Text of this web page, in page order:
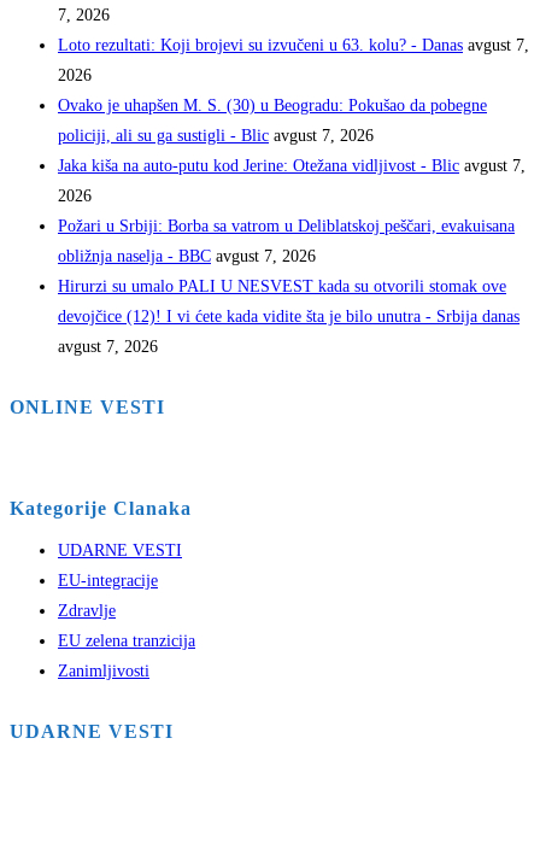
7, 2026
Loto rezultati: Koji brojevi su izvučeni u 63. kolu? - Danas avgust 7,
2026
Ovako je uhapšen M. S. (30) u Beogradu: Pokušao da pobegne
policiji, ali su ga sustigli - Blic avgust 7, 2026
Jaka kiša na auto-putu kod Jerine: Otežana vidljivost - Blic avgust 7,
2026
Požari u Srbiji: Borba sa vatrom u Deliblatskoj peščari, evakuisana
obližnja naselja - BBC avgust 7, 2026
Hirurzi su umalo PALI U NESVEST kada su otvorili stomak ove
devojčice (12)! I vi ćete kada vidite šta je bilo unutra - Srbija danas
avgust 7, 2026
ONLINE VESTI
Kategorije Clanaka
UDARNE VESTI
EU-integracije
Zdravlje
EU zelena tranzicija
Zanimljivosti
UDARNE VESTI